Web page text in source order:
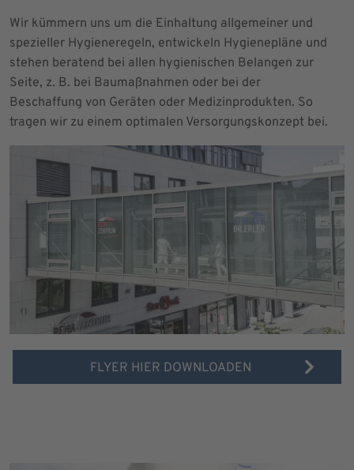
Wir kümmern uns um die Einhaltung allgemeiner und
spezieller Hygieneregeln, entwickeln Hygienepläne und
stehen beratend bei allen hygienischen Belangen zur
Seite, z. B. bei Baumaßnahmen oder bei der
Beschaffung von Geräten oder Medizinprodukten. So
tragen wir zu einem optimalen Versorgungskonzept bei.
FLYER HIER DOWNLOADEN